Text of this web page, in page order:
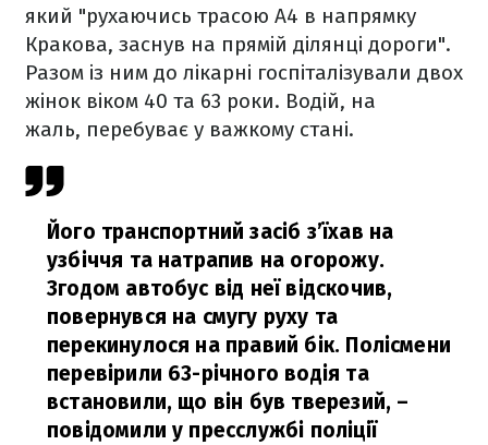
який "рухаючись трасою А4 в напрямку
Кракова, заснув на прямій ділянці дороги".
Разом із ним до лікарні госпіталізували двох
жінок віком 40 та 63 роки. Водій, на
жаль, перебуває у важкому стані.
Його транспортний засіб з’їхав на
узбіччя та натрапив на огорожу.
Згодом автобус від неї відскочив,
повернувся на смугу руху та
перекинулося на правий бік. Полісмени
перевірили 63-річного водія та
встановили, що він був тверезий, –
повідомили у пресслужбі поліції